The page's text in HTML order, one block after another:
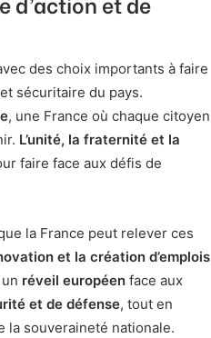
des choix importants à faire
sécuritaire du pays.
, une France où chaque citoyen
L’unité, la fraternité et la
faire face aux défis de
la France peut relever ces
et la création d’emplois
réveil européen face aux
et de défense, tout en
la souveraineté nationale.